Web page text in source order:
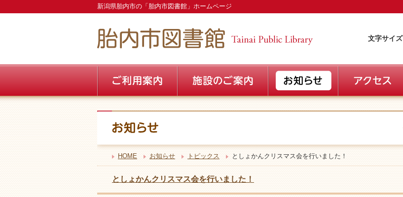
新潟県胎内市の「胎内市図書館」ホームページ
文字サイズ
HOME お知らせ トピックス としょかんクリスマス会を行いました！
としょかんクリスマス会を行いました！